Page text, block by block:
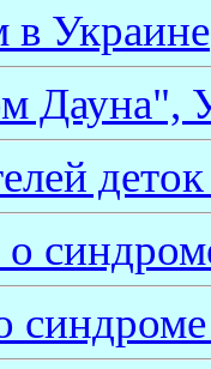
в Украине
Дауна",